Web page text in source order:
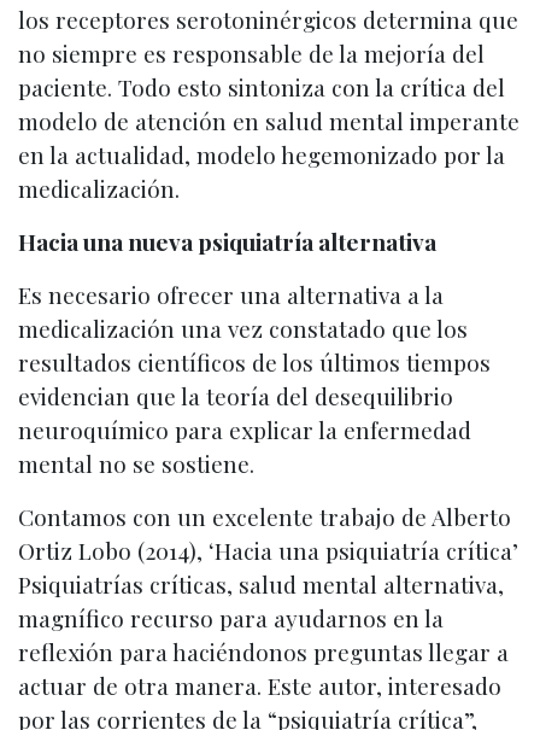
los receptores serotoninérgicos determina que
no siempre es responsable de la mejoría del
paciente. Todo esto sintoniza con la crítica del
modelo de atención en salud mental imperante
en la actualidad, modelo hegemonizado por la
medicalización.
Hacia una nueva psiquiatría alternativa
Es necesario ofrecer una alternativa a la
medicalización una vez constatado que los
resultados científicos de los últimos tiempos
evidencian que la teoría del desequilibrio
neuroquímico para explicar la enfermedad
mental no se sostiene.
Contamos con un excelente trabajo de Alberto
Ortiz Lobo (2014), ‘Hacia una psiquiatría crítica’
Psiquiatrías críticas, salud mental alternativa,
magnífico recurso para ayudarnos en la
reflexión para haciéndonos preguntas llegar a
actuar de otra manera. Este autor, interesado
por las corrientes de la “psiquiatría crítica”,